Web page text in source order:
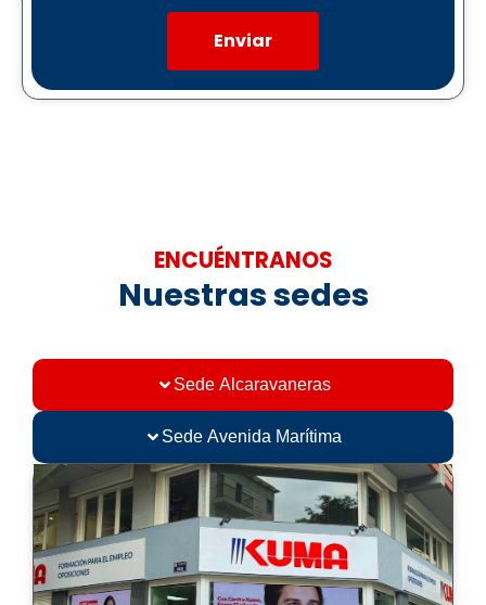
Enviar
ENCUÉNTRANOS
Nuestras sedes
Sede Alcaravaneras
Sede Avenida Marítima